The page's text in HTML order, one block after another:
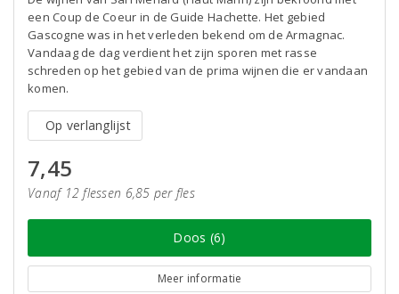
een Coup de Coeur in de Guide Hachette. Het gebied
Gascogne was in het verleden bekend om de Armagnac.
Vandaag de dag verdient het zijn sporen met rasse
schreden op het gebied van de prima wijnen die er vandaan
komen.
Op verlanglijst
7,45
Vanaf 12 flessen 6,85 per fles
Doos (6)
Meer informatie